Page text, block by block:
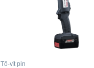
Tô-vít pin